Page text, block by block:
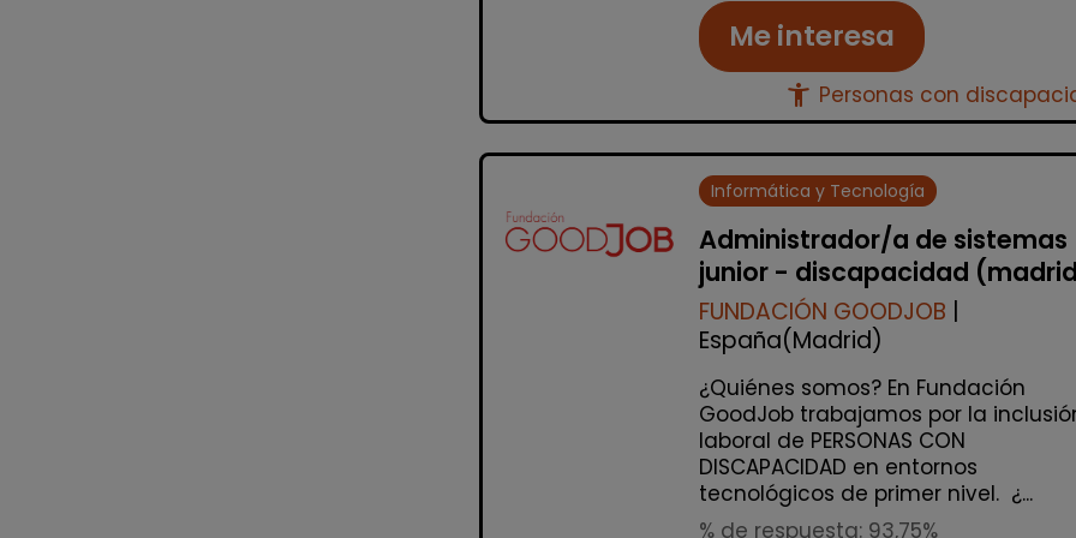
Me interesa
accessibility_new Personas con
Informática y Tecnología
Administrador/a de sistemas
junior - discapacidad
FUNDACIÓN GOODJOB
España(Madrid)
¿Quiénes somos? En Fundación
GoodJob trabajamos por la
laboral de PERSONAS CON
DISCAPACIDAD en entornos
tecnológicos de primer nivel. ¿...
% de respuesta: 93,75%